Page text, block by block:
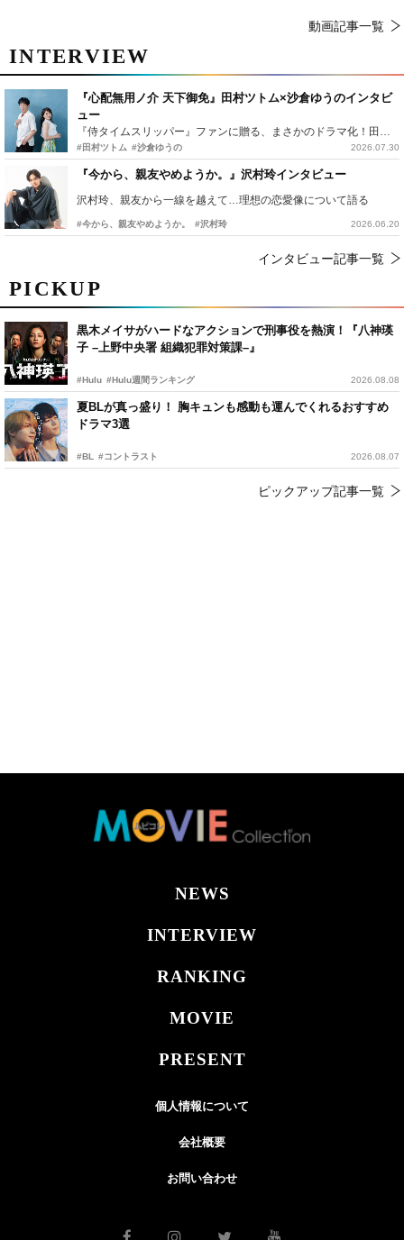
PICKUP
黒木メイサがハードなアクションで刑事役を熱演！『八神瑛
子 –上野中央署 組織犯罪対策課–』
#Hulu #Hulu週間ランキング 2026.08.08
夏BLが真っ盛り！ 胸キュンも感動も運んでくれるおすすめ
ドラマ3選
#BL #コントラスト 2026.08.07
ピックアップ記事一覧
動画記事一覧
INTERVIEW
『心配無用ノ介 天下御免』田村ツトム×沙倉ゆうのインタビ
ュー
『侍タイムスリッパー』ファンに贈る、まさかのドラマ化！田村ツトム×沙倉ゆうのが語る『心配無用ノ介』撮影秘話
#田村ツトム #沙倉ゆうの 2026.07.30
『今から、親友やめようか。』沢村玲インタビュー
沢村玲、親友から一線を越えて…理想の恋愛像について語る
#今から、親友やめようか。 #沢村玲 2026.06.20
インタビュー記事一覧
NEWS
INTERVIEW
RANKING
MOVIE
PRESENT
個人情報について
会社概要
お問い合わせ